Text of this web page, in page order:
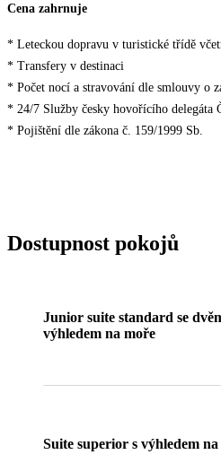
Cena zahrnuje
* Leteckou dopravu v turistické třídě
* Transfery v destinaci
* Počet nocí a stravování dle smlouvy o
* 24/7 Služby česky hovořícího delegáta
* Pojištění dle zákona č. 159/1999 Sb.
Dostupnost pokojů
Junior suite standard se
výhledem na moře
Suite superior s výhledem